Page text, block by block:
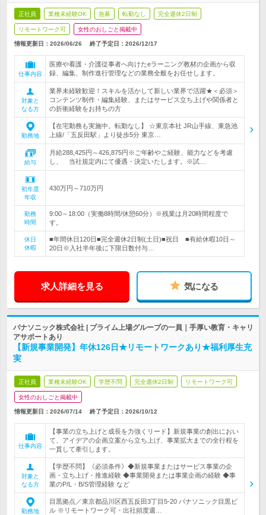
正社員 業種未経験OK 急募 転勤なし 完全週休2日制
リモートワーク可 女性のおしごと掲載中
情報更新日：2026/06/26 終了予定日： 2026/12/17
仕事内容
医療や看護・介護従事者へ向けたeラーニング教材の企画から収
録、編集、制作進行管理などの業務全般をお任せします。
対象と
なる方
業界未経験歓迎！スキルを活かして新しい業界で活躍★＜必須＞
コンテンツ制作・編集経験、またはサービス立ち上げや関係者と
の折衝経験をお持ちの方
勤務地
【在宅勤務も実施中。転勤なし】 ☆東京本社 JR山手線、東急池
上線/「五反田駅」より徒歩5分 東京…
給与
月給288,425円～426,875円※ご年齢やご経験、能力などを考慮
し、 当社規定内にて優遇・決定いたします。※試…
初年度
年収
430万円～710万円
勤務
時間
9:00～18:00（実働8時間/休憩60分）※残業は月20時間程度で
す。
休日
休暇
■年間休日120日■完全週休2日制(土日)■祝日 ■有給休暇10日～
20日※入社半年後に下限日数付与…
求人詳細を見る 気になる
パナソニック株式会社 | プライム上場グループの一員｜手厚い教育・キャリ
アサポートあり
【新規事業開発】年休126日★リモートワークあり★福利厚生充
実
正社員 業種未経験OK 学歴不問 完全週休2日制 リモートワーク可
女性のおしごと掲載中
情報更新日：2026/07/14 終了予定日： 2026/10/12
仕事内容
【事業の立ち上げと成長を力強くリード】新規事業の創出におい
て、アイデアの企画立案から立ち上げ、事業拡大までの全行程を
一貫して牽引します。
対象と
なる方
【学歴不問】《必須条件》◆新規事業またはサービス事業の企
画・立ち上げ・推進経験 ◆事業開発または事業企画の経験 ◆事
業のP/L・B/S管理経験 など
勤務地
目黒拠点／東京都品川区西五反田3丁目5-20 パナソニック目黒ビ
ル ※リモートワーク可・出社頻度週…